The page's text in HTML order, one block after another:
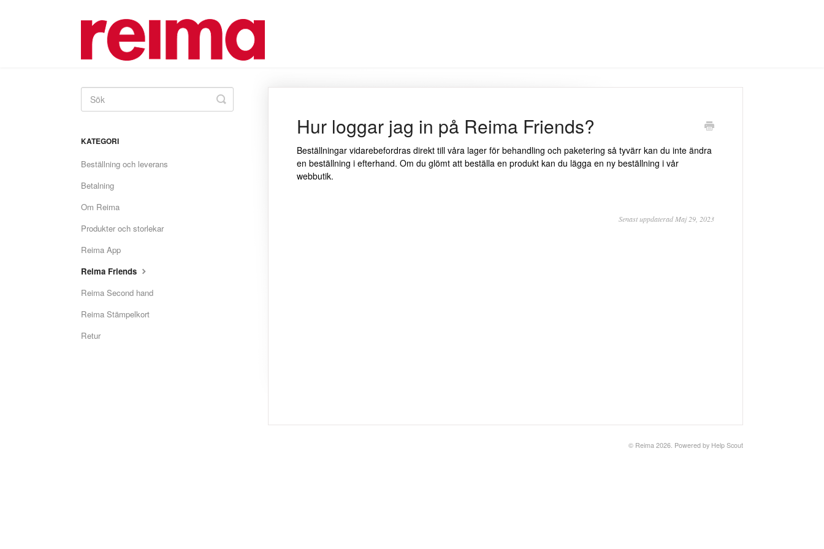
Hur loggar jag in på Reima Friends?
Beställningar vidarebefordras direkt till våra lager för behandling och paketering så tyvärr kan du inte ändra
en beställning i efterhand. Om du glömt att beställa en produkt kan du lägga en ny beställning i vår
webbutik.
Senast uppdaterad Maj 29, 2023
Toggle
Search
KATEGORI
Beställning och leverans
Betalning
Om Reima
Produkter och storlekar
Reima App
Reima Friends
Reima Second hand
Reima Stämpelkort
Retur
© Reima 2026. Powered by Help Scout